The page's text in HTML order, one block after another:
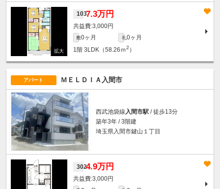
1037.3万円
3,000円
敷0ヶ月 礼0ヶ月
1階 3LDK（58.26ｍ2 ）
アパート ＭＥＬＤＩＡ入間市
西武池袋線入間市駅 / 徒歩13分
築年3年 / 3階建
埼玉県入間市鍵山１丁目
3024.9万円
3,000円